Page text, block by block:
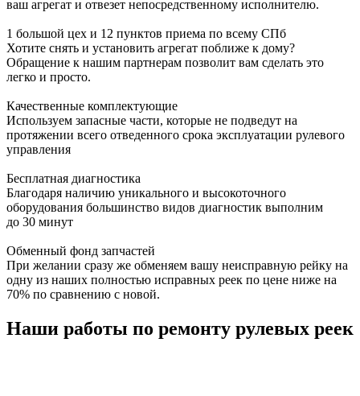
ваш агрегат и отвезет непосредственному исполнителю.
1 большой цех и 12 пунктов приема по всему СПб
Хотите снять и установить агрегат поближе к дому?
Обращение к нашим партнерам позволит вам сделать это
легко и просто.
Качественные комплектующие
Используем запасные части, которые не подведут на
протяжении всего отведенного срока эксплуатации рулевого
управления
Бесплатная диагностика
Благодаря наличию уникального и высокоточного
оборудования большинство видов диагностик выполним
до 30 минут
Обменный фонд запчастей
При желании сразу же обменяем вашу неисправную рейку на
одну из наших полностью исправных реек по цене ниже на
70% по сравнению с новой.
Наши работы по ремонту рулевых реек